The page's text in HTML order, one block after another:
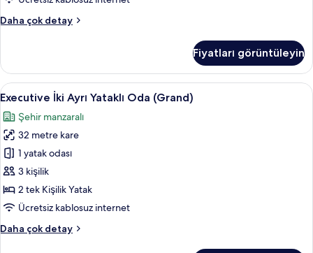
görün
Daha çok detay
Senior
Oda
(Deluxe)
hakkında
fazla
detay
Fiyatları görüntüleyin
Executive
İki
Ayrı
Yataklı
Oda
(Grand)
için
tüm
görün
Minibar, odada kasa, masa, güneşlik/
5
Executive İki Ayrı Yataklı Oda (Grand)
Şehir manzaralı
32 metre kare
1 yatak odası
3 kişilik
2 tek Kişilik Yatak
Ücretsiz kablosuz internet
Daha çok detay
Executive